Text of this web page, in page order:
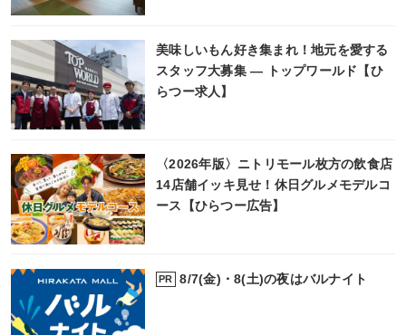
美味しいもん好き集まれ！地元を愛する
スタッフ大募集 ― トップワールド【ひ
らつー求人】
〈2026年版〉ニトリモール枚方の飲食店
14店舗イッキ見せ！休日グルメモデルコ
ース【ひらつー広告】
PR 8/7(金)・8(土)の夜はバルナイト